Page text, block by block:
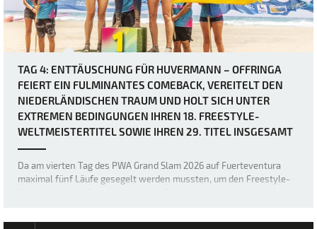
TAG 4: ENTTÄUSCHUNG FÜR HUVERMANN – OFFRINGA
FEIERT EIN FULMINANTES COMEBACK, VEREITELT DEN
NIEDERLÄNDISCHEN TRAUM UND HOLT SICH UNTER
EXTREMEN BEDINGUNGEN IHREN 18. FREESTYLE-
WELTMEISTERTITEL SOWIE IHREN 29. TITEL INSGESAMT
Da am vierten Tag des PWA Grand Slam 2026 auf Fuerteventura
maximal fünf Läufe gesegelt werden mussten, um den Freestyle-
kam. Die heutigen Bedingung…